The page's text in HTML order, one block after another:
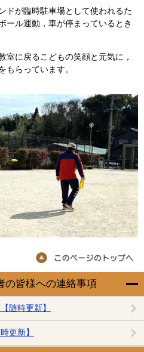
の皆様への連絡事項
随時更新】
更新】
ドが臨時駐車場として使われるた
ール運動，車が停まっているとき
に戻るこどもの笑顔と元気に，
もらっています。